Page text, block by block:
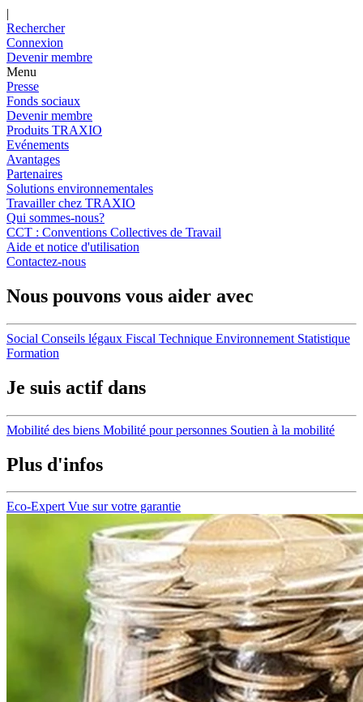
|
Rechercher
Connexion
Devenir membre
Menu
Presse
Fonds sociaux
Devenir membre
Produits TRAXIO
Evénements
Avantages
Partenaires
Solutions environnementales
Travailler chez TRAXIO
Qui sommes-nous?
CCT : Conventions Collectives de Travail
Aide et notice d'utilisation
Contactez-nous
Nous pouvons vous aider avec
Social Conseils légaux Fiscal Technique Environnement Statistique
Formation
Je suis actif dans
Mobilité des biens Mobilité pour personnes Soutien à la mobilité
Plus d'infos
Eco-Expert Vue sur votre garantie